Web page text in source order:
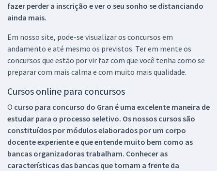
fazer perder a inscrição e ver o seu sonho se distanciando
ainda mais.
Em nosso site, pode-se visualizar os concursos em
andamento e até mesmo os previstos. Ter em mente os
concursos que estão por vir faz com que você tenha como se
preparar com mais calma e com muito mais qualidade.
Cursos online para concursos
O curso para concurso do Gran é uma excelente maneira de
estudar para o processo seletivo. Os nossos cursos são
constituídos por módulos elaborados por um corpo
docente experiente e que entende muito bem como as
bancas organizadoras trabalham. Conhecer as
características das bancas que tomam a frente da